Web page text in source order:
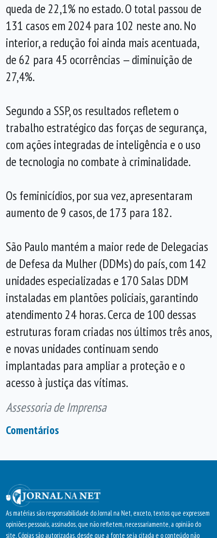
queda de 22,1% no estado. O total passou de
131 casos em 2024 para 102 neste ano. No
interior, a redução foi ainda mais acentuada,
de 62 para 45 ocorrências — diminuição de
27,4%.
Segundo a SSP, os resultados refletem o
trabalho estratégico das forças de segurança,
com ações integradas de inteligência e o uso
de tecnologia no combate à criminalidade.
Os feminicídios, por sua vez, apresentaram
aumento de 9 casos, de 173 para 182.
São Paulo mantém a maior rede de Delegacias
de Defesa da Mulher (DDMs) do país, com 142
unidades especializadas e 170 Salas DDM
instaladas em plantões policiais, garantindo
atendimento 24 horas. Cerca de 100 dessas
estruturas foram criadas nos últimos três anos,
e novas unidades continuam sendo
implantadas para ampliar a proteção e o
acesso à justiça das vítimas.
Assessoria de Imprensa
Comentários
As matérias são responsabilidade do Jornal na Net, exceto, textos que expressem
opiniões pessoais, assinados, que não refletem, necessariamente, a opinião do
site. Cópias são autorizadas, desde que a fonte seja citada e o conteúdo não